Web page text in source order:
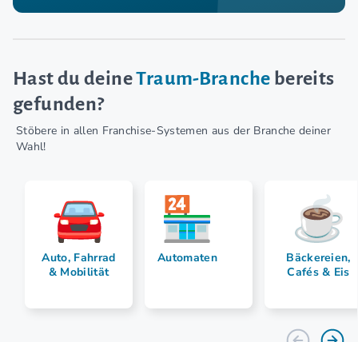
Hast du deineTraum-Branche bereits
gefunden?
Stöbere in allen Franchise-Systemen aus der Branche deiner
Wahl!
Auto, Fahrrad
& Mobilität
Automaten
Bäckereien,
Cafés & Eis